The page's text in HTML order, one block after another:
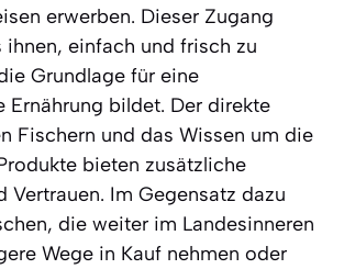
erwerben. Dieser Zugang
einfach und frisch zu
Grundlage für eine
Ernährung bildet. Der direkte
Fischern und das Wissen um die
bieten zusätzliche
Vertrauen. Im Gegensatz dazu
die weiter im Landesinneren
Wege in Kauf nehmen oder